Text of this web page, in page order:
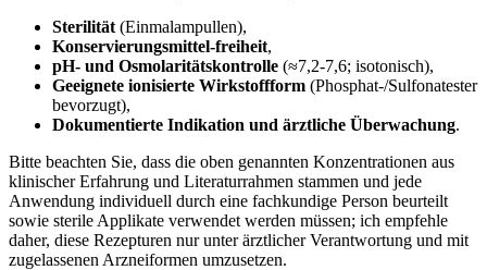
Sterilität (Einmalampullen),
Konservierungsmittel-freiheit,
pH- und Osmolaritätskontrolle (≈7,2-7,6; isotonisch),
Geeignete⁢ ionisierte ‌Wirkstoffform (Phosphat-/Sulfonatester
‍bevorzugt),
Dokumentierte Indikation und ärztliche Überwachung.
Bitte beachten Sie, dass die‍ oben genannten Konzentrationen aus
klinischer Erfahrung​ und Literaturrahmen stammen und jede
Anwendung individuell durch eine fachkundige Person beurteilt
sowie ⁢sterile Applikate ‍verwendet ⁢werden müssen; ich ‌empfehle
daher, diese Rezepturen nur‌ unter ärztlicher Verantwortung und mit
zugelassenen Arzneiformen umzusetzen.